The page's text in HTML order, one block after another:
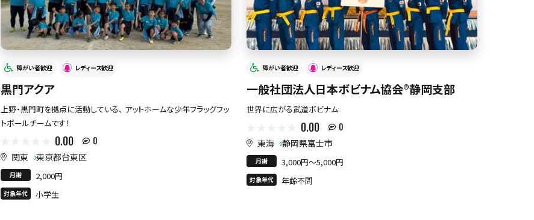
障がい者歓迎 レディース歓迎
黒門アクア
上野・黒門町を拠点に活動している、 アットホームな少年フラッグフッ
トボールチームです！
0.00 0
関東 東京都台東区
月謝 2,000円
対象年代 小学生
障がい者歓迎 レディース歓迎
一般社団法人日本ボビナム協会®︎静岡支部
世界に広がる武道ボビナム
0.00 0
東海 静岡県富士市
月謝 3,000円〜5,000円
対象年代 年齢不問